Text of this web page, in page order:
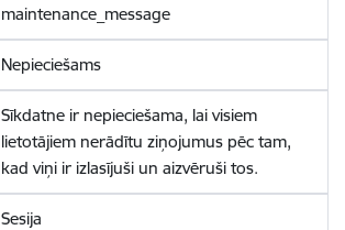
maintenance_message
Nepieciešams
Sīkdatne ir nepieciešama, lai visiem
lietotājiem nerādītu ziņojumus pēc tam,
kad viņi ir izlasījuši un aizvēruši tos.
Sesija